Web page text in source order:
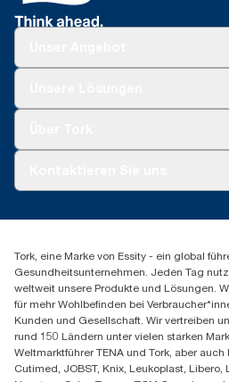
Produktreklamation
Spenderreklamation
+49 (0)621/778 4700
Essity Professional Hygiene
Sandhofer Straße 176
68305 Mannheim
Mo-Do 8:00-16:30 Uhr | Fr
Tork, eine Marke von Essity - ein global
Gesundheitsunternehmen. Jeden Tag
weltweit unsere Produkte und Lösungen.
für mehr Wohlbefinden bei
Kunden und Gesellschaft. Wir vertreiben
rund 150 Ländern unter vielen starken
Weltmarktführer TENA und Tork, aber
Cutimed, JOBST, Knix, Leukoplast, Libero,